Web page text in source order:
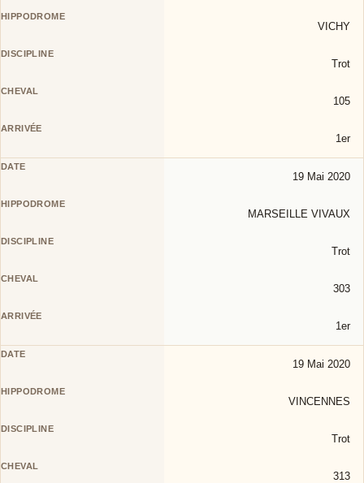
VICHY
Trot
105
1er
19 Mai 2020
MARSEILLE VIVAUX
Trot
303
1er
19 Mai 2020
VINCENNES
Trot
313